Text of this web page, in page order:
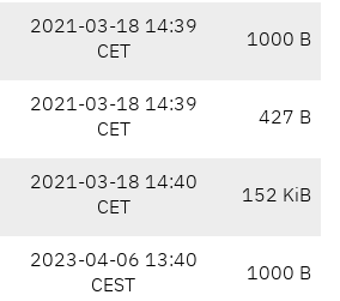
2021-03-18 14:39
CET
1000 B
2021-03-18 14:39
CET
427 B
2021-03-18 14:40
CET
152 KiB
2023-04-06 13:40
CEST
1000 B